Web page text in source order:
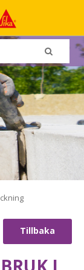
Tillbaka